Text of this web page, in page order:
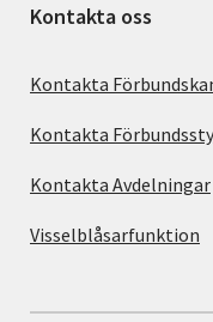
Kontakta oss
Kontakta
Kontakta
Kontakta Avdelningar
Visselblåsarfunktion